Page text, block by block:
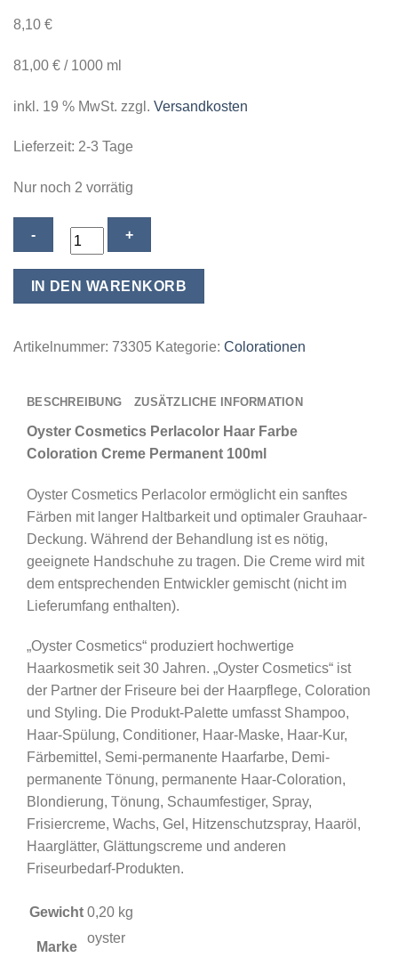
8,10 €
81,00 € / 1000 ml
inkl. 19 % MwSt. zzgl. Versandkosten
Lieferzeit: 2-3 Tage
Nur noch 2 vorrätig
Oyster
Cosmetics
Perlacolor
Haar
Coloration
100ml
-
07/0
Blonde
/
Mittelblond
Menge
IN DEN WARENKORB
Artikelnummer: 73305 Kategorie: Colorationen
BESCHREIBUNG ZUSÄTZLICHE INFORMATION
Oyster Cosmetics Perlacolor Haar Farbe
Coloration Creme Permanent 100ml
Oyster Cosmetics Perlacolor ermöglicht ein sanftes
Färben mit langer Haltbarkeit und optimaler Grauhaar-
Deckung. Während der Behandlung ist es nötig,
geeignete Handschuhe zu tragen. Die Creme wird mit
dem entsprechenden Entwickler gemischt (nicht im
Lieferumfang enthalten).
„Oyster Cosmetics“ produziert hochwertige
Haarkosmetik seit 30 Jahren. „Oyster Cosmetics“ ist
der Partner der Friseure bei der Haarpflege, Coloration
und Styling. Die Produkt-Palette umfasst Shampoo,
Haar-Spülung, Conditioner, Haar-Maske, Haar-Kur,
Färbemittel, Semi-permanente Haarfarbe, Demi-
permanente Tönung, permanente Haar-Coloration,
Blondierung, Tönung, Schaumfestiger, Spray,
Frisiercreme, Wachs, Gel, Hitzenschutzspray, Haaröl,
Haarglätter, Glättungscreme und anderen
Friseurbedarf-Produkten.
Gewicht 0,20 kg
Marke
oyster